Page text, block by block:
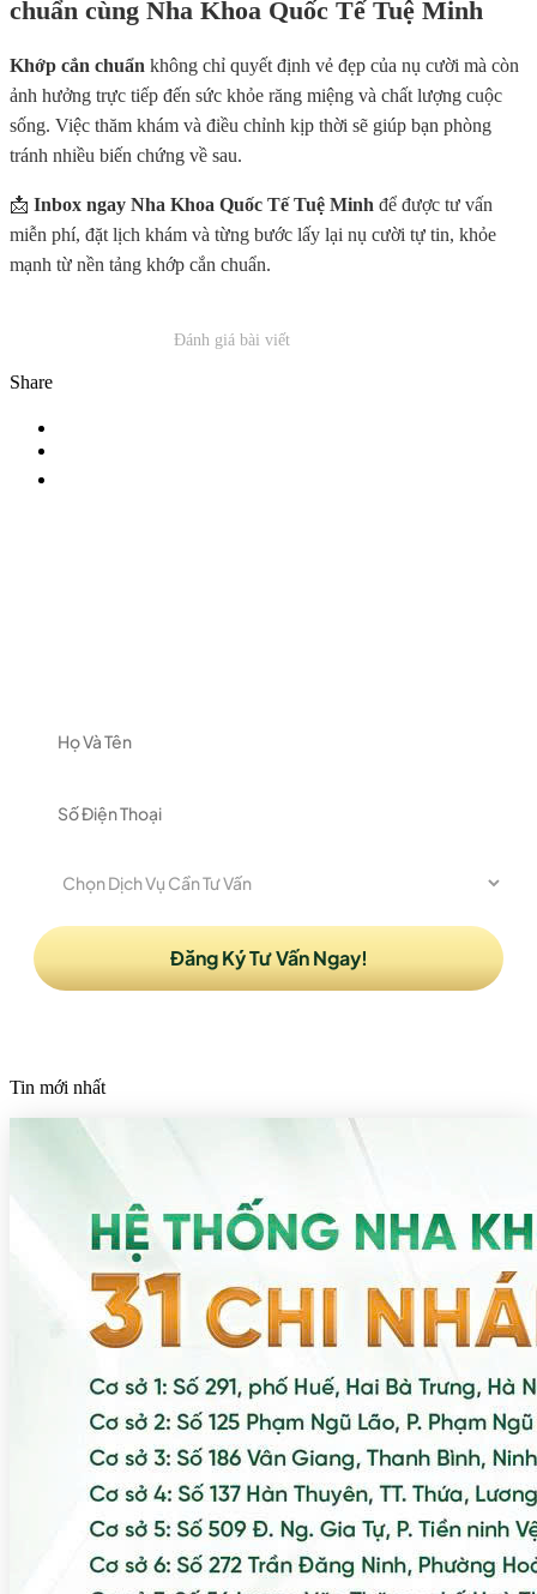
chuẩn cùng Nha Khoa Quốc Tế Tuệ Minh
Khớp cắn chuẩn không chỉ quyết định vẻ đẹp của nụ cười mà còn
ảnh hưởng trực tiếp đến sức khỏe răng miệng và chất lượng cuộc
sống. Việc thăm khám và điều chỉnh kịp thời sẽ giúp bạn phòng
tránh nhiều biến chứng về sau.
📩 Inbox ngay Nha Khoa Quốc Tế Tuệ Minh để được tư vấn
miễn phí, đặt lịch khám và từng bước lấy lại nụ cười tự tin, khỏe
mạnh từ nền tảng khớp cắn chuẩn.
Đánh giá bài viết
Share
Tin mới nhất